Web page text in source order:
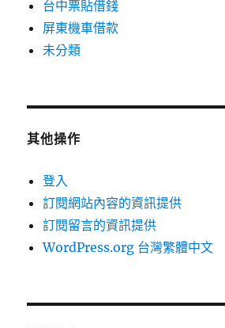
台中票貼借錢
屏東機車借款
未分類
其他操作
登入
訂閱網站內容的資訊提供
訂閱留言的資訊提供
WordPress.org 台灣繁體中文